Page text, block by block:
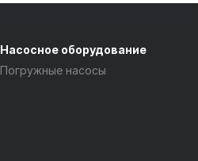
Насосное оборудование
Погружные насосы